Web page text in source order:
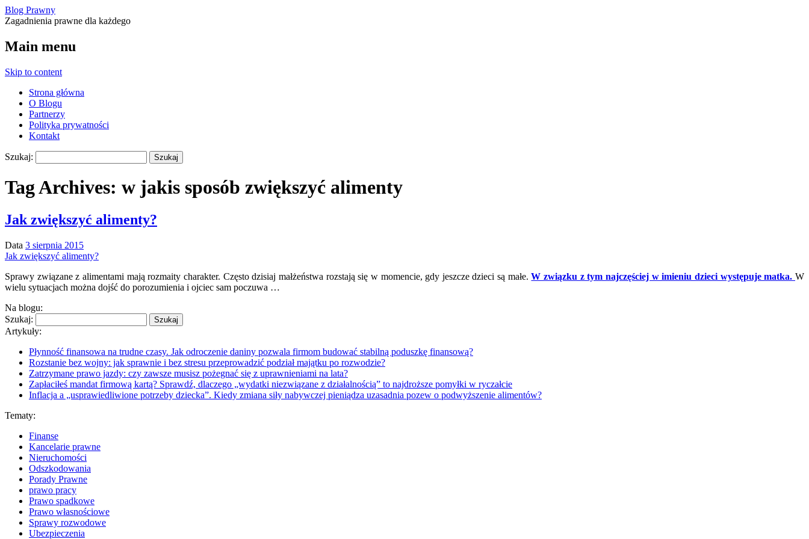
Blog Prawny
Zagadnienia prawne dla każdego
Main menu
Skip to content
Strona główna
O Blogu
Partnerzy
Polityka prywatności
Kontakt
Szukaj:
Tag Archives: w jakis sposób zwiększyć alimenty
Jak zwiększyć alimenty?
Data 3 sierpnia 2015
Jak zwiększyć alimenty?
Sprawy związane z alimentami mają rozmaity charakter. Często dzisiaj małżeństwa rozstają się w momencie, gdy jeszcze dzieci są małe.W związku z tym najczęściej w imieniu dzieci występuje matka.W
wielu sytuacjach można dojść do porozumienia i ojciec sam poczuwa …
Na blogu:
Szukaj:
Artykuły:
Płynność finansowa na trudne czasy. Jak odroczenie daniny pozwala firmom budować stabilną poduszkę finansową?
Rozstanie bez wojny: jak sprawnie i bez stresu przeprowadzić podział majątku po rozwodzie?
Zatrzymane prawo jazdy: czy zawsze musisz pożegnać się z uprawnieniami na lata?
Zapłaciłeś mandat firmową kartą? Sprawdź, dlaczego „wydatki niezwiązane z działalnością” to najdroższe pomyłki w ryczałcie
Inflacja a „usprawiedliwione potrzeby dziecka”. Kiedy zmiana siły nabywczej pieniądza uzasadnia pozew o podwyższenie alimentów?
Tematy:
Finanse
Kancelarie prawne
Nieruchomości
Odszkodowania
Porady Prawne
prawo pracy
Prawo spadkowe
Prawo własnościowe
Sprawy rozwodowe
Ubezpieczenia